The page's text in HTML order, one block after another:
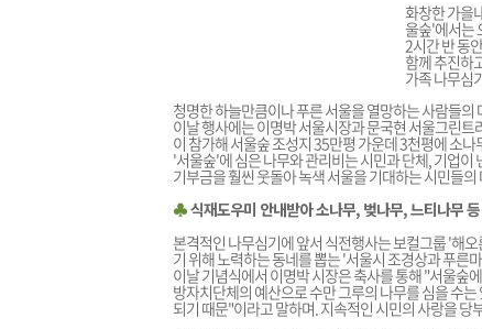
화창한 가을
울숲'에서는
2시간 반 동
함께 추진하
가족 나무심
청명한 하늘만큼이나 푸른 서울을 열망하는 사람들의
이날 행사에는 이명박 서울시장과 문국현 서울그린
이 참가해 서울숲 조성지 35만평 가운데 3천평에 소
'서울숲'에 심은 나무와 관리비는 시민과 단체, 기업
기부금을 훨씬 웃돌아 녹색 서울을 기대하는 시민들
♣식재도우미 안내받아 소나무, 벚나무, 느티나무
본격적인 나무심기에 앞서 식전행사는 보컬그룹 '해
기 위해 노력하는 동네를 뽑는 '서울시 조경상과 푸른
이날 기념식에서 이명박 시장은 축사를 통해 "서울숲
방자치단체의 예산으로 수만 그루의 나무를 심을 수
되기 때문"이라고 말하며. 지속적인 시민의 사랑을 당